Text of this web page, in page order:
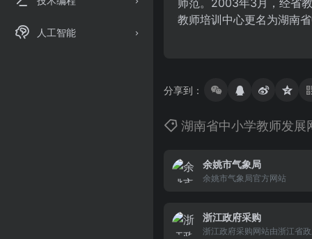
人工智能
师范。2003年3月，经省
教师培训中心更名为湖南
分享到：
湖南省中小学教师发展
余姚市气象局
余姚市气象局官方网站
浙江政府采购
浙江政府采购网站由浙江省